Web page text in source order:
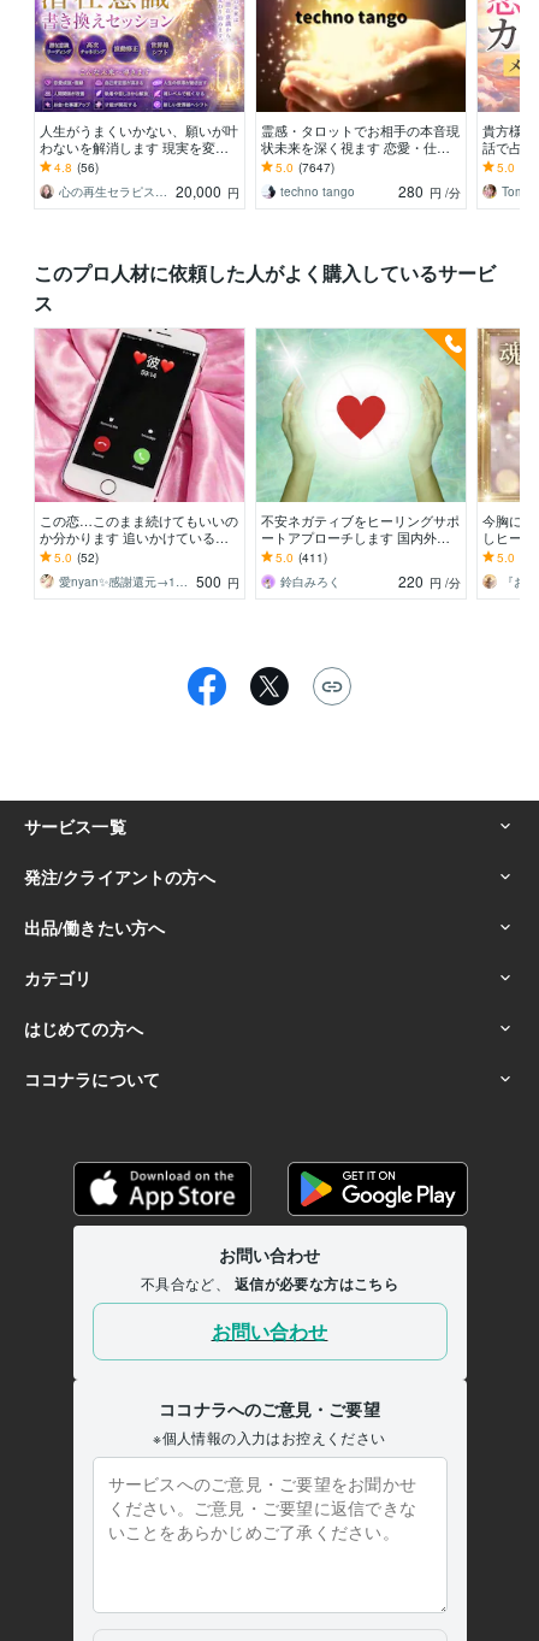
人生がうまくいかない、願いが叶
わないを解消します 現実を変え
るために努力したのに、自力では
もう無理と感じている
4.8 (56)
心の再生セラピスト YASUKO 20,000 円
霊感・タロットでお相手の本音現
状未来を深く視ます 恋愛・仕
事・家族・人間関係の本質を見抜
きスピード解決へ
5.0 (7647)
techno tango
280 円 /分
貴方様
話で占
オラク
ドを使
5.0
このプロ人材に依頼した人がよく購入しているサービ
ス
この恋…このまま続けてもいいの
か分かります 追いかけているつ
もりが…／俺の声／数値化／LIN
E
5.0 (52)
愛nyan✨感謝還元→15日まで✨ 500 円
不安ネガティブをヒーリングサポ
ートアプローチします 国内外で4
1000回以上ヒーリング奇跡を呼
ぶ方法お伝えします
5.0 (411)
鈴白みろく
220 円 /分
今胸に
しヒー
族・人
目標・
5.0